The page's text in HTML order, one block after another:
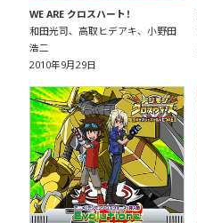
WE ARE クロスハート！
和田光司、高取ヒデアキ、小野田
浩二
2010年9月29日